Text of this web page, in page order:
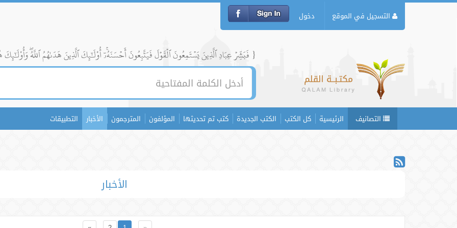
التسجيل في الموقع دخول
{ فَبَشِّرۡ عِبَادِ ٱلَّذِينَ يَسۡتَمِعُونَ ٱلۡقَوۡلَ فَيَتَّبِعُونَ أَحۡسَنَهُۥٓۚ أُوْلَٰٓئِكَ ٱلَّذِينَ هَدَىٰهُمُ ٱللَّهُۖ وَأُوْلَٰٓئِكَ
التصانيف الرئيسية كل الكتب الكتب الجديدة كتب تم تحديثها المؤلفون المترجمون الأخبار التطبيقات
الأخبار